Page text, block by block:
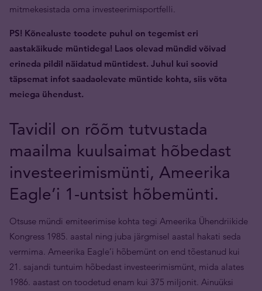
mitmekesistada oma investeerimisportfelli.
PS! Kõnealuste toodete puhul on tegemist eri
aastakäikude müntidega! Laos olevad mündid võivad
erineda pildil näidatud müntidest. Juhul kui soovid
täpsemat infot saadaolevate müntide kohta, siis võta
meiega ühendust.
Tavidil on rõõm tutvustada
maailma kuulsaimat hõbedast
investeerimismünti, Ameerika
Eagle’i 1-untsist hõbemünti.
Otsuse mündi emiteerimise kohta tegi Ameerika Ühendriikide
Kongress 1985. aastal ning juba järgmisel aastal hakati seda
vermima. Ameerika Eagle’i hõbemünt on end tõestanud kui
21. sajandi tuntuim hõbedast investeerimismünt, mida alates
1986. aastast on toodetud enam kui 375 miljonit. Ainuüksi